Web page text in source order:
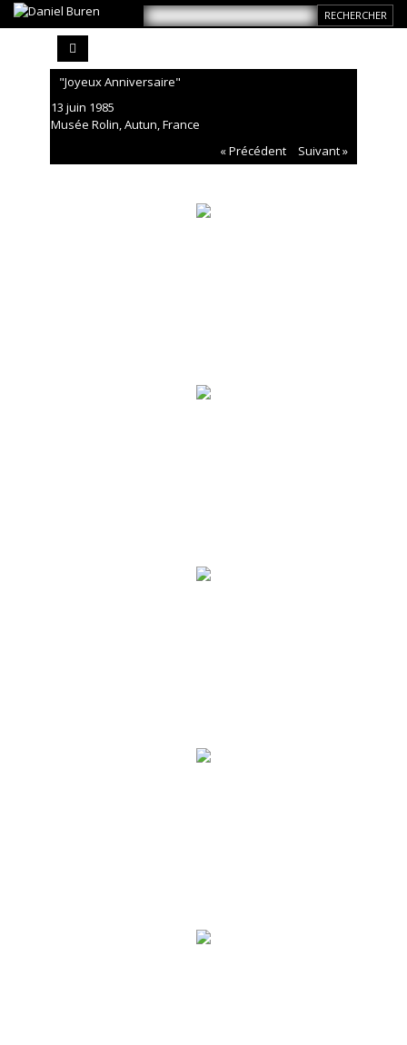
"Joyeux Anniversaire"
13 juin 1985
Musée Rolin, Autun, France
« Précédent
Suivant »